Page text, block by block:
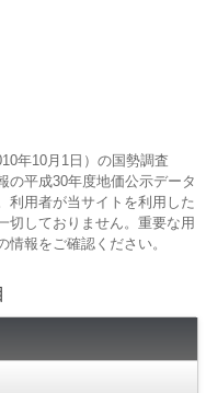
年10月1日）の国勢調査
の平成30年度地価公示データ
利用者が当サイトを利用した
切しておりません。重要な用
報をご確認ください。